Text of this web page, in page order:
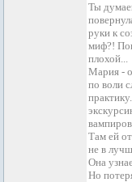
Ты
руки к
миф?!
плохой...
Мария -
по воли
Там ей
не в
Она
Но